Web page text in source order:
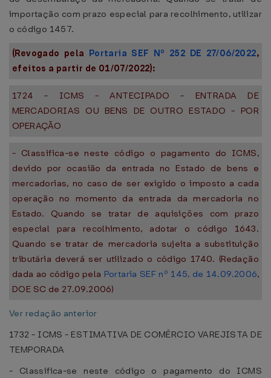
importação com prazo especial para recolhimento, utilizar
o código 1457.
(Revogado pela Portaria SEF Nº 252 DE 27/06/2022,
efeitos a partir de 01/07/2022):
1724 - ICMS - ANTECIPADO - ENTRADA DE
MERCADORIAS OU BENS DE OUTRO ESTADO - POR
OPERAÇÃO
- Classifica-se neste código o pagamento do ICMS,
devido por ocasião da entrada no Estado de bens e
mercadorias, no caso de ser exigido o imposto a cada
operação no momento da entrada da mercadoria no
Estado. Quando se tratar de aquisições com prazo
especial para recolhimento, adotar o código 1643.
Quando se tratar de mercadoria sujeita a substituição
tributária deverá ser utilizado o código 1740. (Redação
dada ao código pela Portaria SEF nº 145, de 14.09.2006,
DOE SC de 27.09.2006)
Ver redação anterior
1732 - ICMS - ESTIMATIVA DE COMÉRCIO VAREJISTA DE
TEMPORADA
- Classifica-se neste código o pagamento do ICMS